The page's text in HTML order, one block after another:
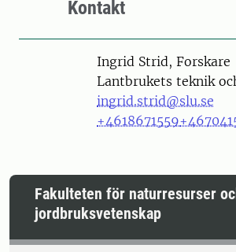
Kontakt
PersonIngrid Strid, Forskare
Lantbrukets teknik
ingrid.strid@slu.se
+4618671559
Fakulteten för naturresurser
jordbruksvetenskap